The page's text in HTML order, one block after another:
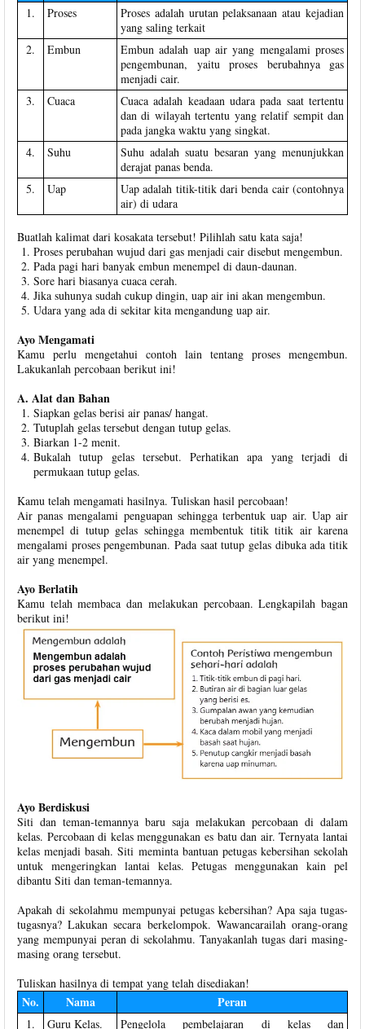
1. Proses
Proses adalah urutan pelaksanaan atau kejadian
yang saling terkait
2.
Embun
Embun adalah uap air yang mengalami proses
pengembunan, yaitu proses berubahnya gas
menjadi cair.
3.
Cuaca
Cuaca adalah keadaan udara pada saat tertentu
dan di wilayah tertentu yang relatif sempit dan
pada jangka waktu yang singkat.
4.
Suhu
Suhu adalah suatu besaran yang menunjukkan
derajat panas benda.
5.
Uap
Uap adalah titik-titik dari benda cair (contohnya
air) di udara
Buatlah kalimat dari kosakata tersebut! Pilihlah satu kata saja!
Proses perubahan wujud dari gas menjadi cair disebut mengembun.
Pada pagi hari banyak embun menempel di daun-daunan.
Sore hari biasanya cuaca cerah.
Jika suhunya sudah cukup dingin, uap air ini akan mengembun.
Udara yang ada di sekitar kita mengandung uap air.
Ayo Mengamati
Kamu perlu mengetahui contoh lain tentang proses mengembun.
Lakukanlah percobaan berikut ini!
A. Alat dan Bahan
Siapkan gelas berisi air panas/ hangat.
Tutuplah gelas tersebut dengan tutup gelas.
Biarkan 1-2 menit.
Bukalah tutup gelas tersebut. Perhatikan apa yang terjadi di
permukaan tutup gelas.
Kamu telah mengamati hasilnya. Tuliskan hasil percobaan!
Air panas mengalami penguapan sehingga terbentuk uap air. Uap air
menempel di tutup gelas sehingga membentuk titik titik air karena
mengalami proses pengembunan. Pada saat tutup gelas dibuka ada titik
air yang menempel.
Ayo Berlatih
Kamu telah membaca dan melakukan percobaan. Lengkapilah bagan
berikut ini!
Ayo Berdiskusi
Siti dan teman-temannya baru saja melakukan percobaan di dalam
kelas. Percobaan di kelas menggunakan es batu dan air. Ternyata lantai
kelas menjadi basah. Siti meminta bantuan petugas kebersihan sekolah
untuk mengeringkan lantai kelas. Petugas menggunakan kain pel
dibantu Siti dan teman-temannya.
Apakah di sekolahmu mempunyai petugas kebersihan? Apa saja tugas-
tugasnya? Lakukan secara berkelompok. Wawancarailah orang-orang
yang mempunyai peran di sekolahmu. Tanyakanlah tugas dari masing-
masing orang tersebut.
Tuliskan hasilnya di tempat yang telah disediakan!
No. Nama Peran
1. Guru Kelas. Pengelola pembelajaran di kelas dan